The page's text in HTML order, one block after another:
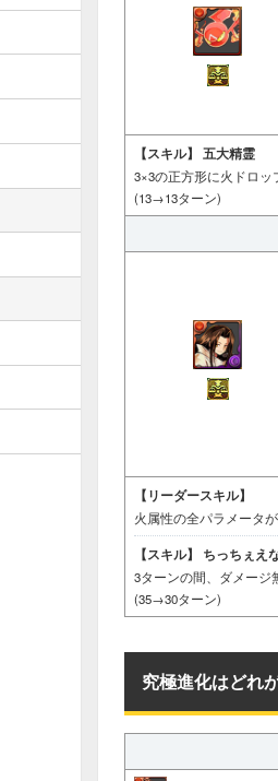
【スキル】 五大精霊
3×3の正方形に火ドロッ
(13→13ターン)
【リーダースキル】
火属性の全パラメータ
【スキル】 ちっちぇえ
3ターンの間、ダメージ
(35→30ターン)
究極進化はどれ